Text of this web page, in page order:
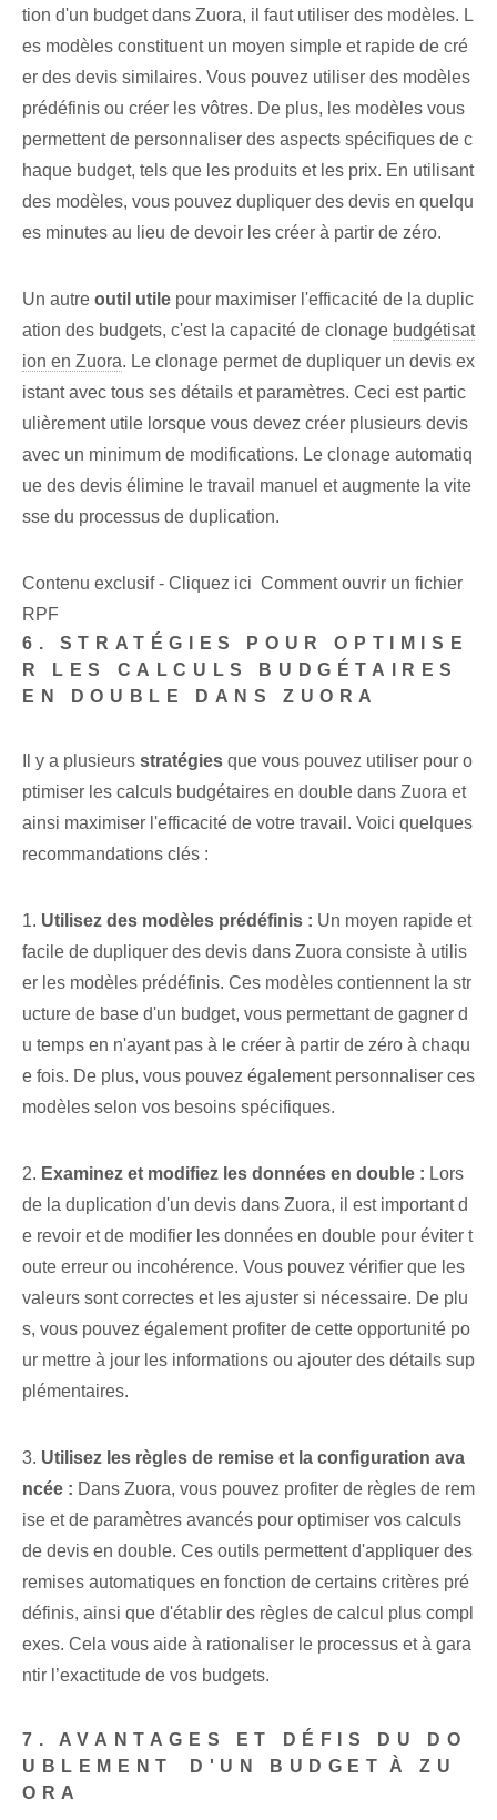
tion d'un budget dans Zuora, il faut utiliser des modèles. L
es modèles constituent un moyen simple et rapide de cré
er des devis similaires. Vous pouvez utiliser des modèles
prédéfinis ou créer les vôtres⁢. De plus, les modèles vous
permettent de personnaliser des aspects spécifiques de c
haque budget, tels que les produits et les prix. En utilisant
des modèles, vous pouvez dupliquer des devis en quelqu
es minutes au lieu de devoir les créer à partir de zéro.
Un autre outil utile pour maximiser l'efficacité de la duplic
ation des budgets, c'est la capacité de clonage budgétisat
ion en Zuora. Le clonage permet de dupliquer un devis ex
istant avec tous ses détails et paramètres. Ceci est partic
ulièrement utile lorsque vous devez créer plusieurs devis
avec un minimum de modifications. Le clonage automatiq
ue des devis élimine le travail manuel et augmente la vite
sse du processus de duplication.
Contenu exclusif - Cliquez ici Comment ouvrir un fichier
RPF
6. STRATÉGIES POUR OPTIMISE
R LES CALCULS BUDGÉTAIRES
EN DOUBLE DANS ZUORA
Il y a plusieurs stratégies que vous pouvez utiliser pour o
ptimiser les calculs budgétaires en double dans Zuora et
ainsi maximiser l'efficacité de votre travail. Voici quelques
recommandations clés :
1. Utilisez des modèles prédéfinis : Un moyen rapide et
facile de dupliquer des devis dans Zuora consiste à utilis
er les modèles prédéfinis. Ces modèles contiennent la str
ucture de base d'un budget, vous permettant de gagner d
u temps en n'ayant pas à le créer à partir de zéro à chaqu
e fois. De plus, vous pouvez également personnaliser ces
modèles selon vos besoins spécifiques.
2. Examinez et modifiez les données en double : Lors
de la duplication d'un devis dans Zuora, il est important d
e revoir et de modifier les données en double pour éviter t
oute erreur ou incohérence. Vous pouvez vérifier que les
valeurs sont correctes et les ajuster si nécessaire. De plu
s, vous pouvez également profiter de cette opportunité po
ur mettre à jour les informations ou ajouter des détails sup
plémentaires.
3. Utilisez les règles de remise et la configuration ava
ncée : Dans ⁤Zuora, vous pouvez profiter de règles de rem
ise et de ⁤paramètres avancés pour optimiser vos calculs
de devis en double. Ces outils permettent d'appliquer des
remises automatiques en fonction de certains critères pré
définis, ainsi que d'établir des règles de calcul plus compl
exes. Cela vous aide à rationaliser le processus et à gara
ntir l’exactitude de vos budgets.
7. ‌AVANTAGES ET DÉFIS DU DO
UBLEMENT⁤ D'UN BUDGET⁢À ZU
ORA